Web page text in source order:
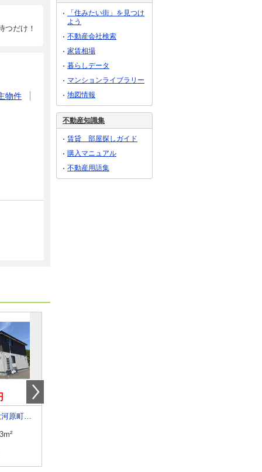
つだけ！
物件
宮城県柴田郡大河原町字住吉町
「住みたい街」を見つけ
よう
不動産会社検索
家賃相場
暮らしデータ
マンションライブラリー
地図情報
不動産知識集
賃貸 部屋探しガイド
購入マニュアル
不動産用語集